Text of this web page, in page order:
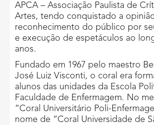
APCA – Associação Paulista de
Artes, tendo conquistado a
reconhecimento do público por
e execução de espetáculos ao
anos.
Fundado em 1967 pelo maestro
José Luiz Visconti, o coral era
alunos das unidades da Escola
Faculdade de Enfermagem. No
“Coral Universitário Poli-
nome de “Coral Universidade de